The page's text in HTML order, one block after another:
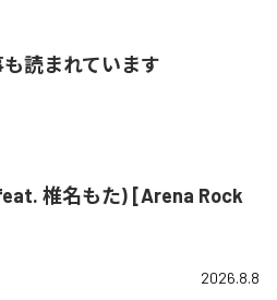
読まれています
椎名もた) [Arena Rock
2026.8.8